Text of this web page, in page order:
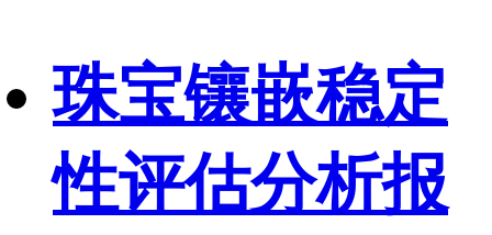
珠宝镶嵌稳定
性评估分析报